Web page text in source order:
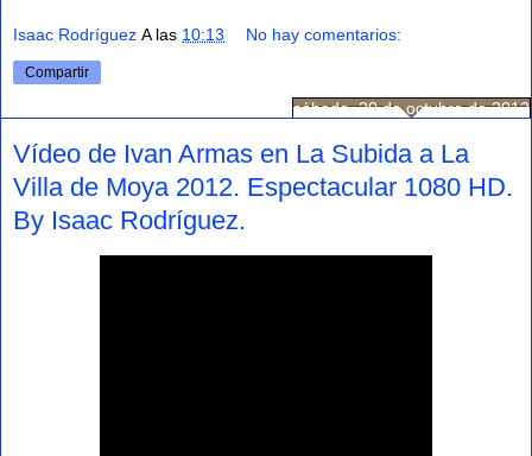
Isaac Rodríguez A las 10:13 No hay comentarios:
Compartir
sábado, 20 de octubre de 2012
Vídeo de Ivan Armas en La Subida a La
Villa de Moya 2012. Espectacular 1080 HD.
By Isaac Rodríguez.